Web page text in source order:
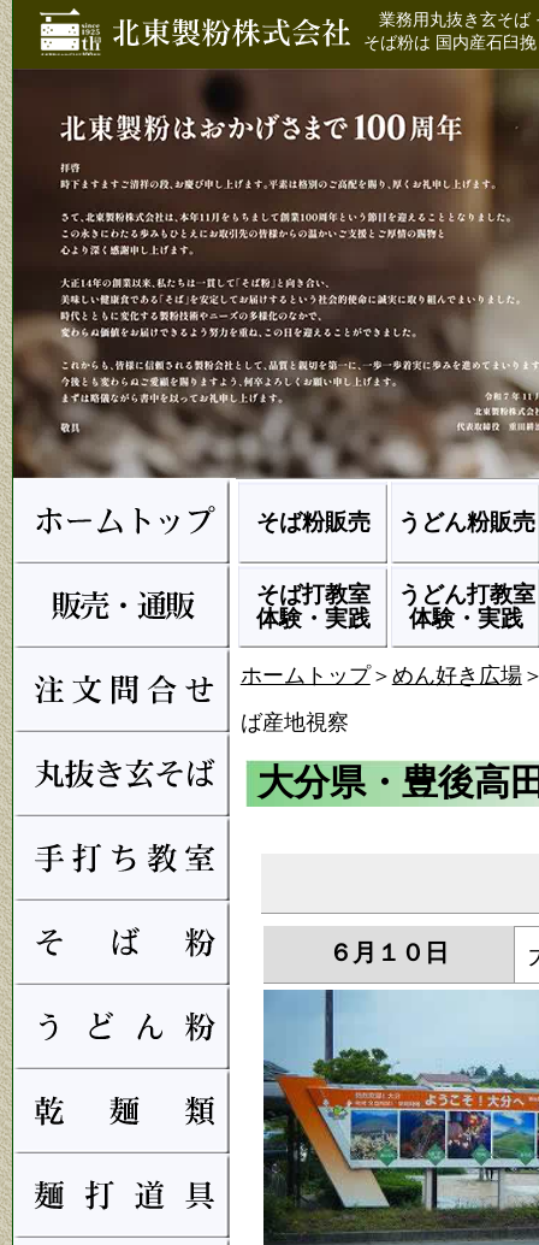
業務用丸抜き玄そ
そば粉は 国内産石臼
そば粉販売 うどん粉販売
そば打教室
体験・実践
うどん打教室
体験・実践
ホームトップ＞ めん好き広場
ば産地視察
大分県・豊後高
６月１０日